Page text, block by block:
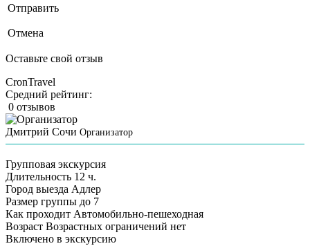
Отправить
Отмена
Оставьте свой отзыв
CronTravel
Средний рейтинг:
0 отзывов
Дмитрий Сочи Организатор
Групповая экскурсия
Длительность 12 ч.
Город выезда Адлер
Размер группы до 7
Как проходит Автомобильно-пешеходная
Возраст Возрастных ограничений нет
Включено в экскурсию